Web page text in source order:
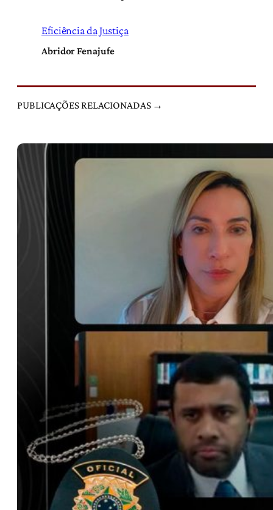
Eficiência da Justiça
Abridor Fenajufe
PUBLICAÇÕES RELACIONADAS →